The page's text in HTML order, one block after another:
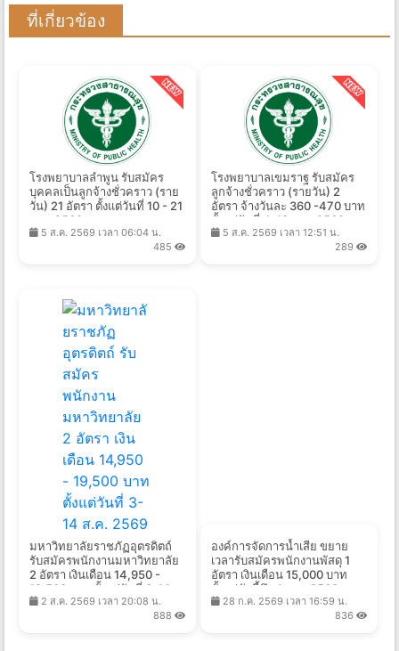
ที่เกี่ยวข้อง
โรงพยาบาลลำพูน รับสมัคร
บุคคลเป็นลูกจ้างชั่วคราว (ราย
วัน) 21 อัตรา ตั้งแต่วันที่ 10 - 21
ส.ค. 2569
5 ส.ค. 2569 เวลา 06:04 น.
485
โรงพยาบาลเขมราฐ รับสมัคร
ลูกจ้างชั่วคราว (รายวัน) 2
อัตรา จ้างวันละ 360 -470 บาท
ตั้งแต่วันที่ 4-18 ส.ค. 2569
5 ส.ค. 2569 เวลา 12:51 น.
289
มหาวิทยาลัยราชภัฏอุตรดิตถ์
รับสมัครพนักงานมหาวิทยาลัย
2 อัตรา เงินเดือน 14,950 -
19,500 บาท ตั้งแต่วันที่ 3-14
ส.ค. 2569
2 ส.ค. 2569 เวลา 20:08 น.
888
องค์การจัดการน้ำเสีย ขยาย
เวลารับสมัครพนักงานพัสดุ 1
อัตรา เงินเดือน 15,000 บาท
ตั้งแต่บัดนี้ถึง 4 ก.ย. 2569
28 ก.ค. 2569 เวลา 16:59 น.
836